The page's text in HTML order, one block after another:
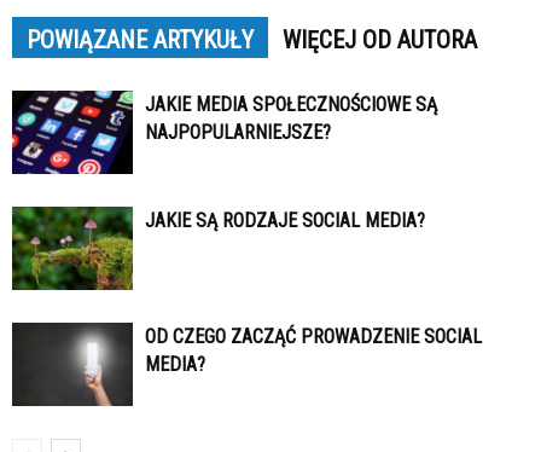
POWIĄZANE ARTYKUŁY WIĘCEJ OD AUTORA
JAKIE MEDIA SPOŁECZNOŚCIOWE SĄ
NAJPOPULARNIEJSZE?
JAKIE SĄ RODZAJE SOCIAL MEDIA?
OD CZEGO ZACZĄĆ PROWADZENIE SOCIAL
MEDIA?